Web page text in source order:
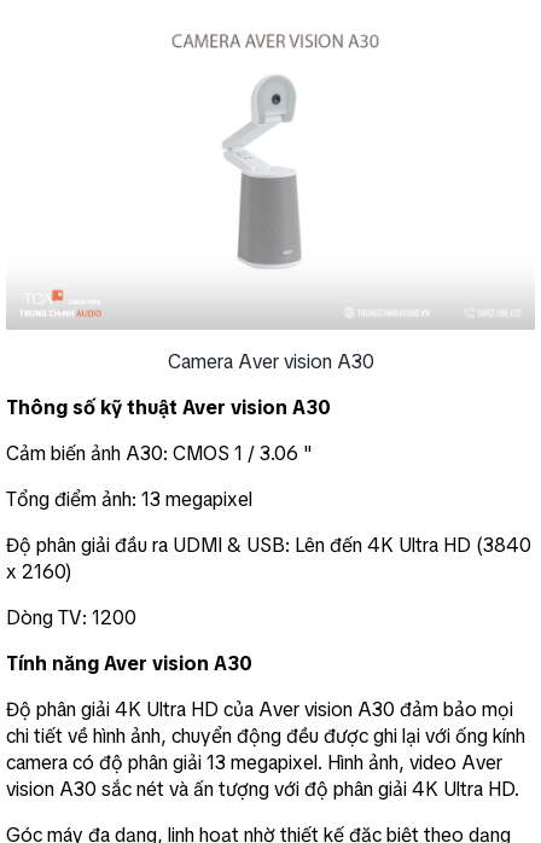
Camera Aver vision A30
Thông số kỹ thuật Aver vision A30
Cảm biến ảnh A30: CMOS 1 / 3.06 "
Tổng điểm ảnh: 13 megapixel
Độ phân giải đầu ra UDMI & USB: Lên đến 4K Ultra HD (3840
x 2160)
Dòng TV: 1200
Tính năng Aver vision A30
Độ phân giải 4K Ultra HD của Aver vision A30 đảm bảo mọi
chi tiết về hình ảnh, chuyển động đều được ghi lại với ống kính
camera có độ phân giải 13 megapixel. Hình ảnh, video Aver
vision A30 sắc nét và ấn tượng với độ phân giải 4K Ultra HD.
Góc máy đa dạng, linh hoạt nhờ thiết kế đặc biệt theo dạng